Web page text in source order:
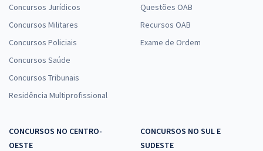
TRF 5ª Região - Tribunal Regional Federal da 5ª Região -
Oficial de Justiça Avaliador Federal
Economize R$ 79,96 (-20%)
Concursos Jurídicos
Concursos Militares
Concursos Policiais
Concursos Saúde
Concursos Tribunais
Residência Multiprofissional
Questões OAB
Recursos OAB
Exame de Ordem
CONCURSOS NO CENTRO-
OESTE
CONCURSOS NO SUL E
SUDESTE